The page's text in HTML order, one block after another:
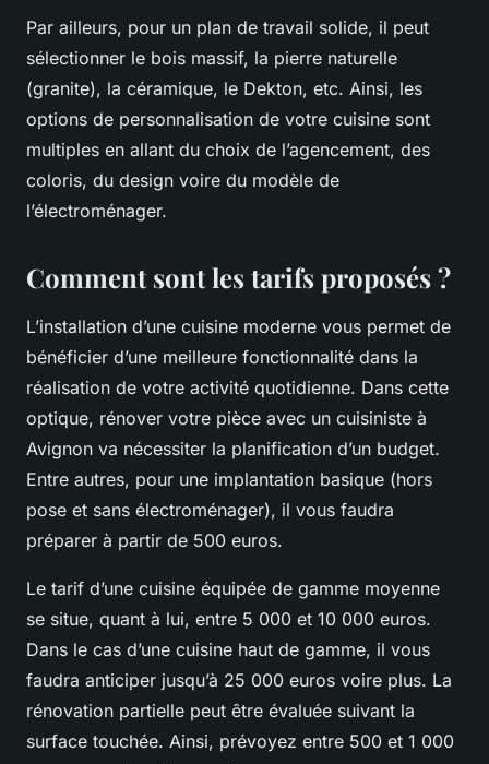
Par ailleurs, pour un plan de travail solide, il peut
sélectionner le bois massif, la pierre naturelle
(granite), la céramique, le Dekton, etc. Ainsi, les
options de personnalisation de votre cuisine sont
multiples en allant du choix de l’agencement, des
coloris, du design voire du modèle de
l’électroménager.
Comment sont les tarifs proposés ?
L’installation d’une cuisine moderne vous permet de
bénéficier d’une meilleure fonctionnalité dans la
réalisation de votre activité quotidienne. Dans cette
optique, rénover votre pièce avec un cuisiniste à
Avignon va nécessiter la planification d’un budget.
Entre autres, pour une implantation basique (hors
pose et sans électroménager), il vous faudra
préparer à partir de 500 euros.
Le tarif d’une cuisine équipée de gamme moyenne
se situe, quant à lui, entre 5 000 et 10 000 euros.
Dans le cas d’une cuisine haut de gamme, il vous
faudra anticiper jusqu’à 25 000 euros voire plus. La
rénovation partielle peut être évaluée suivant la
surface touchée. Ainsi, prévoyez entre 500 et 1 000